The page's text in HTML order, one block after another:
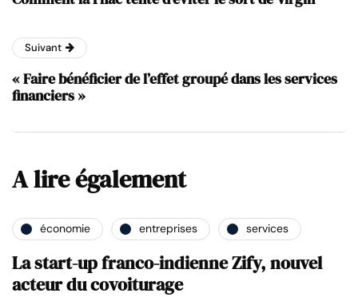
Suivant
« Faire bénéficier de l’effet groupé dans les services
financiers »
A lire également
économie entreprises services
La start-up franco-indienne Zify, nouvel
acteur du covoiturage